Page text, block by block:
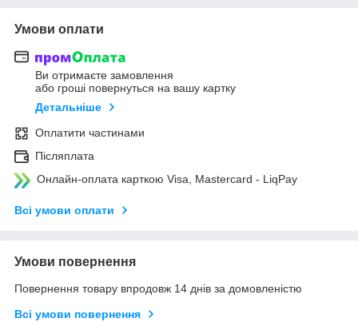
Умови оплати
Ви отримаєте замовлення
або гроші повернуться на вашу картку
Детальніше
Оплатити частинами
Післяплата
Онлайн-оплата карткою Visa, Mastercard - LiqPay
Всі умови оплати
Умови повернення
Повернення товару впродовж 14 днів за домовленістю
Всі умови повернення